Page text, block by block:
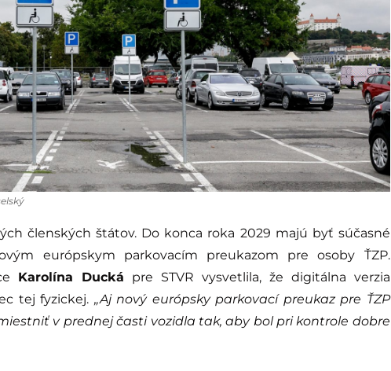
členských štátov. Do konca roka 2029 majú byť súčasné
európskym parkovacím preukazom pre osoby ŤZP.
Karolína Ducká pre STVR vysvetlila, že digitálna verzia
tej fyzickej. „Aj nový európsky parkovací preukaz pre ŤZP
v prednej časti vozidla tak, aby bol pri kontrole dobre